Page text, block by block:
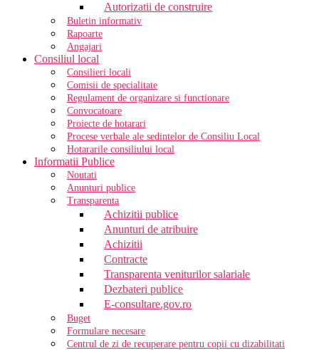
Autorizatii de construire
Buletin informativ
Rapoarte
Angajari
Consiliul local
Consilieri locali
Comisii de specialitate
Regulament de organizare si functionare
Convocatoare
Proiecte de hotarari
Procese verbale ale sedintelor de Consiliu Local
Hotararile consiliului local
Informatii Publice
Noutati
Anunturi publice
Transparenta
Achizitii publice
Anunturi de atribuire
Achizitii
Contracte
Transparenta veniturilor salariale
Dezbateri publice
E-consultare.gov.ro
Buget
Formulare necesare
Centrul de zi de recuperare pentru copii cu dizabilitati